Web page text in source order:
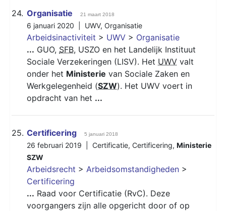
24. Organisatie 21 maart 2018
6 januari 2020 | UWV, Organisatie
Arbeidsinactiviteit > UWV > Organisatie
... GUO, SFB, USZO en het Landelijk Instituut
Sociale Verzekeringen (LISV). Het UWV valt
onder het Ministerie van Sociale Zaken en
Werkgelegenheid (SZW). Het UWV voert in
opdracht van het ...
25. Certificering 5 januari 2018
26 februari 2019 | Certificatie, Certificering, Ministerie
SZW
Arbeidsrecht > Arbeidsomstandigheden >
Certificering
... Raad voor Certificatie (RvC). Deze
voorgangers zijn alle opgericht door of op